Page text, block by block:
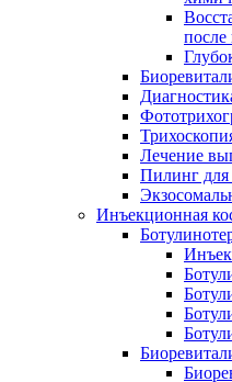
после
Лечение
Пилинг
Инъекционная